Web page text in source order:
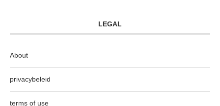
LEGAL
About
privacybeleid
terms of use